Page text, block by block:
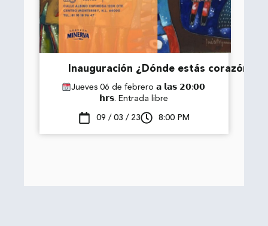
Inauguración ¿Dónde estás corazón?
Jueves 06 de febrero 𝗮 𝗹𝗮𝘀 𝟮𝟬:𝟬𝟬
𝗵𝗿𝘀. Entrada libre
09 / 03 / 23 8:00 PM